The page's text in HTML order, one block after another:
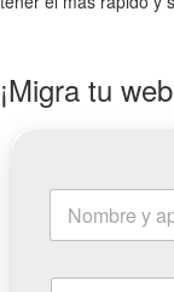
¡Migra tu